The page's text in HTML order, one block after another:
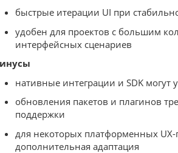
быстрые итерации UI при
удобен для проектов с большим
интерфейсных сценариев
нативные интеграции и SDK могут
обновления пакетов и плагинов
поддержки
для некоторых платформенных
дополнительная адаптация